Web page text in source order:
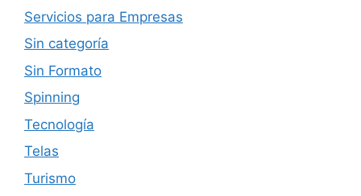
Servicios para Empresas
Sin categoría
Sin Formato
Spinning
Tecnología
Telas
Turismo